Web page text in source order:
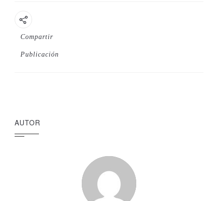
Compartir
Publicación
AUTOR